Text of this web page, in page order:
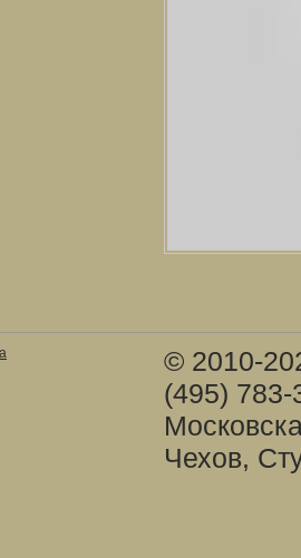
© 2010-
(495)
Чехов,